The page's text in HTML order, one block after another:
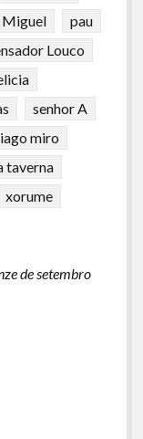
pau
Louco
senhor A
miro
taverna
xorume
de setembro